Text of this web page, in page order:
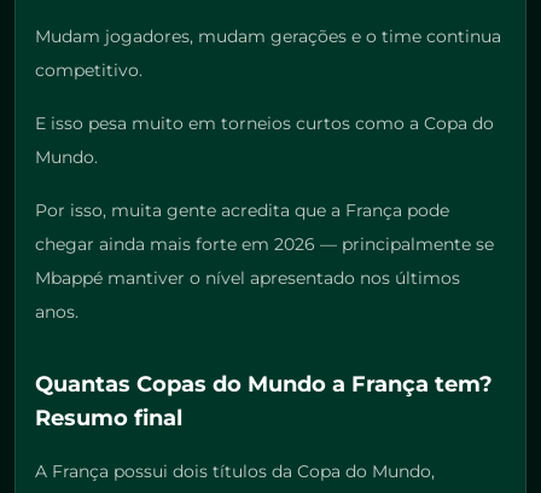
Mudam jogadores, mudam gerações e o time continua
competitivo.
E isso pesa muito em torneios curtos como a Copa do
Mundo.
Por isso, muita gente acredita que a França pode
chegar ainda mais forte em 2026 — principalmente se
Mbappé mantiver o nível apresentado nos últimos
anos.
Quantas Copas do Mundo a França tem?
Resumo final
A França possui dois títulos da Copa do Mundo,